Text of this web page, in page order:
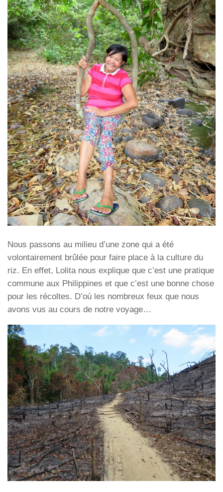
Nous passons au milieu d’une zone qui a été
volontairement brûlée pour faire place à la culture du
riz. En effet, Lolita nous explique que c’est une pratique
commune aux Philippines et que c’est une bonne chose
pour les récoltes. D’où les nombreux feux que nous
avons vus au cours de notre voyage…